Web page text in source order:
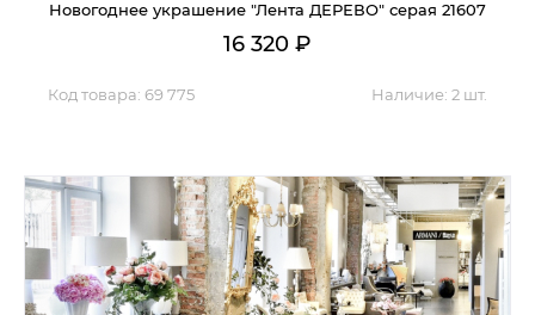
Новогоднее украшение "Лента ДЕРЕВО" серая 21607
16 320 ₽
Код товара: 69 775 Наличие: 2 шт.